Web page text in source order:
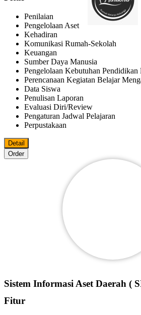
Penilaian
Pengelolaan Aset
Kehadiran
Komunikasi Rumah-Sekolah
Keuangan
Sumber Daya Manusia
Pengelolaan Kebutuhan Pendidikan
Perencanaan Kegiatan Belajar
Data Siswa
Penulisan Laporan
Evaluasi Diri/review
Pengaturan Jadwal Pelajaran
Perpustakaan
Detail
Order
Sistem Informasi Aset Daerah (
Fitur